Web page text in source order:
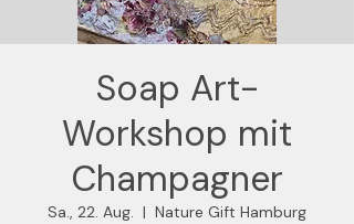
Soap Art-
Workshop mit
Champagner
Sa., 22. Aug.
  |
Nature Gift Hamburg